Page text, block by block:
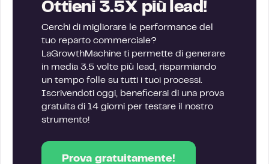
Ottieni 3.5X più lead!
Cerchi di migliorare le performance del
tuo reparto commerciale?
LaGrowthMachine ti permette di generare
in media 3.5 volte più lead, risparmiando
un tempo folle su tutti i tuoi processi.
Iscrivendoti oggi, beneficerai di una prova
gratuita di 14 giorni per testare il nostro
strumento!
Prova gratuitamente!